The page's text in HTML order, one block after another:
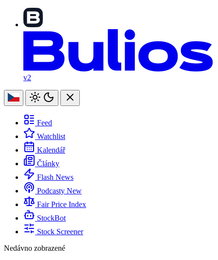
v2
Feed
Watchlist
Kalendář
Články
Flash News
Podcasty New
Fair Price Index
StockBot
Stock Screener
Nedávno zobrazené